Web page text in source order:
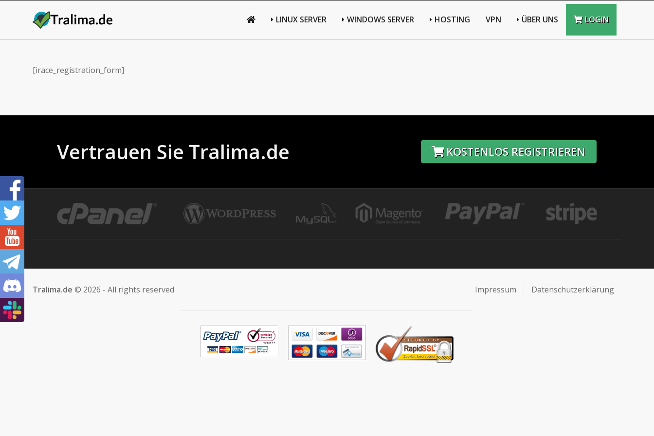
LINUX SERVER WINDOWS SERVER HOSTING VPN ÜBER UNS LOGIN
[irace_registration_form]
Vertrauen Sie Tralima.de KOSTENLOS REGISTRIEREN
Tralima.de © 2026 - All rights reserved Impressum Datenschutzerklärung